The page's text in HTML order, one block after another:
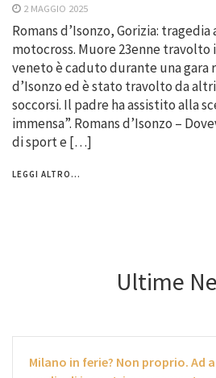
2 MAGGIO 2025
Romans d’Isonzo, Gorizia:
motocross. Muore 23enne travolto
veneto è caduto durante una gara
d’Isonzo ed è stato travolto da
soccorsi. Il padre ha assistito alla
immensa”. Romans d’Isonzo –
di sport e […]
LEGGI ALTRO...
Ultime
Milano in ferie? Non proprio. Ad